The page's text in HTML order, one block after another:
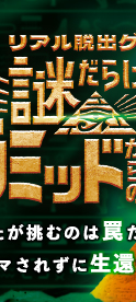
獄アルバ